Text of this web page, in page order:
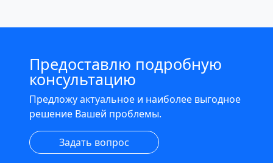
Предоставлю подробную
консультацию
Предложу актуальное и наиболее выгодное
решение Вашей проблемы.
Задать вопрос